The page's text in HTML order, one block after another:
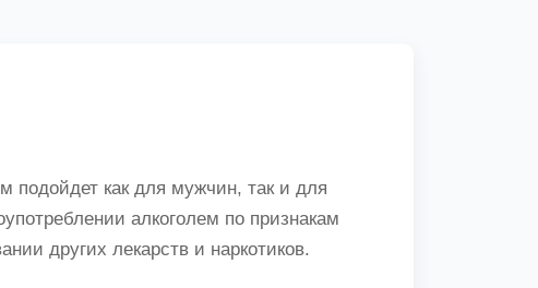
подойдет как для мужчин, так и для
алкоголем по признакам
других лекарств и наркотиков.